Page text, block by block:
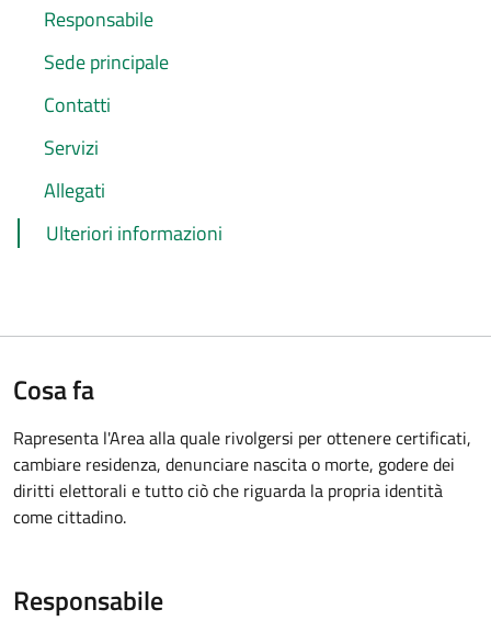
Responsabile
Sede principale
Contatti
Servizi
Allegati
Ulteriori informazioni
Cosa fa
Rapresenta l'Area alla quale rivolgersi per ottenere certificati,
cambiare residenza, denunciare nascita o morte, godere dei
diritti elettorali e tutto ciò che riguarda la propria identità
come cittadino.
Responsabile